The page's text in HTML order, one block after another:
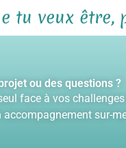
tu veux
ou des questions ?
face à vos
accompagnement sur-